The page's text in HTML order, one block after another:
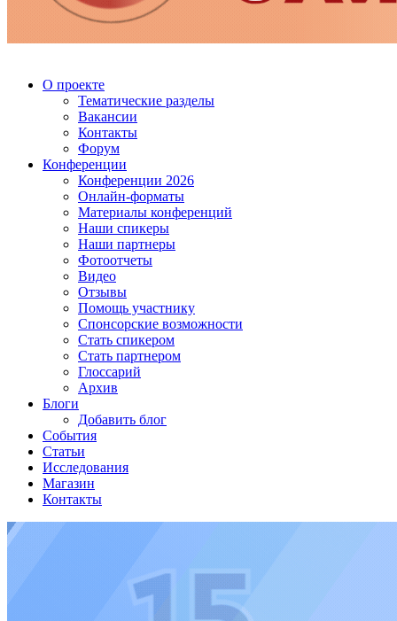
О проекте
Тематические разделы
Вакансии
Контакты
Форум
Конференции
Конференции 2026
Онлайн-форматы
Материалы конференций
Наши спикеры
Наши партнеры
Фотоотчеты
Видео
Отзывы
Помощь участнику
Спонсорские возможности
Стать спикером
Стать партнером
Глоссарий
Архив
Блоги
Добавить блог
События
Статьи
Исследования
Магазин
Контакты